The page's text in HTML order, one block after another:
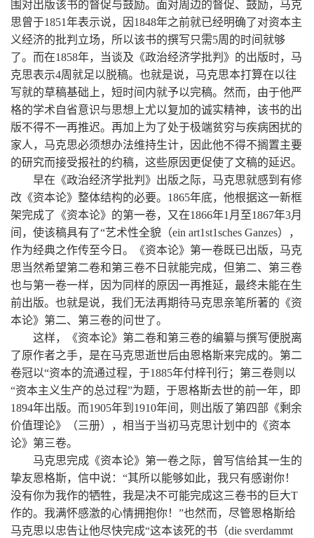
围对出版该书的督促与鼓励。面对周边的督促、鼓励，马克
思曾于1851年表示说，因1848年之前就已经明确了对资本主
义经济的批判立场，所以该书的撰写只需5周的时间就够
了。而在1858年，当谈及《政治经济学批判》的出版时，马
克思表示4周就足以脱稿。也就是说，马克思本打算在以往
写就的草稿基础上，短时间内就予以完稿。然而，由于他严
格的学术自省意识与思想上尤以复加的诚实精神，该书的出
版不得不一再推迟。再加上为了处于极端贫穷与疾病困扰的
家人，马克思必须想办法维持生计，因此他不得不搁置主要
的研究而接受报社的约稿，这些原因更促使了文稿的延迟。
早在《政治经济学批判》出版之际，马克思就感到有修
改《资本论》整体结构的必要。1865年底，他根据这一新框
架完成了《资本论》的第一卷，又在1866年1月至1867年3月
间，使该稿具有了“艺术性全貌（ein art1st1sches Ganzes），
作为经典之作传至今日。《资本论》第一卷既已出版，马克
思当然希望第二卷和第三卷不日就能完成，但第二、第三卷
也与第一卷一样，因为同样的原因一再推延，最终未能在生
前出版。也就是说，我们无法再期待马克思亲笔所著的《资
本论》第二、第三卷的问世了。
这样，《资本论》第二卷和第三卷的编纂与撰写便脱离
了原作者之手，是在马克思逝世后由恩格斯来完成的。第二
卷冠以“资本的流通过程，于1885年付梓刊行；第三卷则以
“资本主义生产的总过程”为题，于恩格斯去世的前一年，即
1894年出版。而1905年到1910年间，则出版了第四部《剩余
价值理论》（三册），相当于当初马克思计划中的《资本
论》第三卷。
马克思完成《资本论》第一卷之际，曾写信给其一生的
挚友恩格斯，信中说：“其所以能够如此，我只有感谢你！
没有你为我作的牺牲，我是决不可能完成这三卷书的巨大T
作的。我满怀感激的心情拥抱你！”也然而，尽管恩格斯给
马克思以忠告让他尽快完成“这本该死的书（die sverdammt